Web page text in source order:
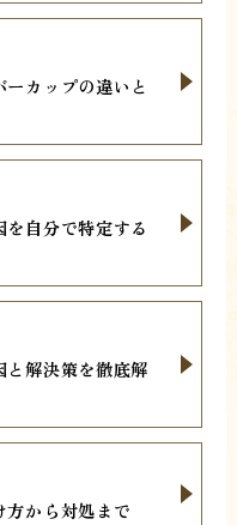
カップの違いと
を自分で特定する
解決策を徹底解
から対処まで